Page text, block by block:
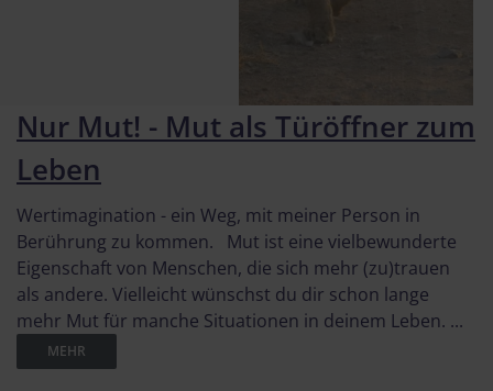
Nur Mut! - Mut als Türöffner zum
Leben
Wertimagination - ein Weg, mit meiner Person in
Berührung zu kommen. Mut ist eine vielbewunderte
Eigenschaft von Menschen, die sich mehr (zu)trauen
als andere. Vielleicht wünschst du dir schon lange
mehr Mut für manche Situationen in deinem Leben. ...
MEHR